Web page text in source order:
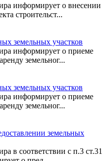
информирует о внесении
строительст...
земельных участков
информирует о приеме
земельног...
земельных участков
информирует о приеме
земельног...
земельных
в соответствии с п.3 ст.31